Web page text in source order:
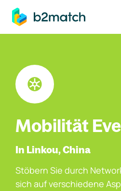
springen
Mobilität
In Linkou, China
Stöbern Sie durch
sich auf verschiedene